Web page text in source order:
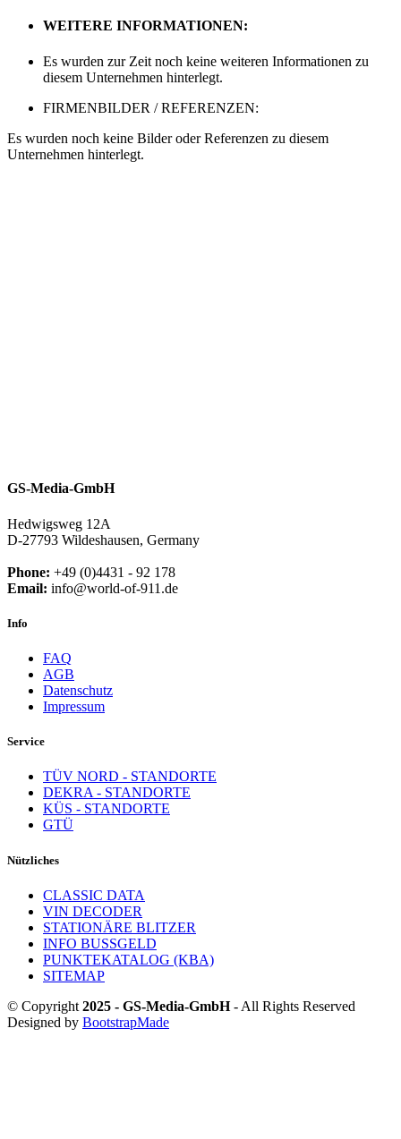
WEITERE INFORMATIONEN:
Es wurden zur Zeit noch keine weiteren Informationen zu
diesem Unternehmen hinterlegt.
FIRMENBILDER / REFERENZEN:
Es wurden noch keine Bilder oder Referenzen zu diesem
Unternehmen hinterlegt.
GS-Media-GmbH
Hedwigsweg 12A
D-27793 Wildeshausen, Germany
Phone: +49 (0)4431 - 92 178
Email: info@world-of-911.de
Info
FAQ
AGB
Datenschutz
Impressum
Service
TÜV NORD - STANDORTE
DEKRA - STANDORTE
KÜS - STANDORTE
GTÜ
Nützliches
CLASSIC DATA
VIN DECODER
STATIONÄRE BLITZER
INFO BUSSGELD
PUNKTEKATALOG (KBA)
SITEMAP
© Copyright 2025 - GS-Media-GmbH- All Rights Reserved
Designed by BootstrapMade